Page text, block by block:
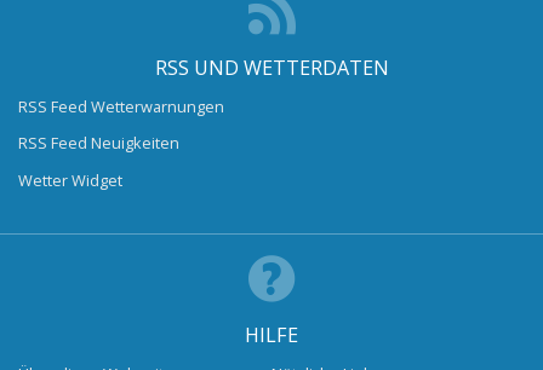
RSS UND WETTERDATEN
RSS Feed Wetterwarnungen
RSS Feed Neuigkeiten
Wetter Widget
HILFE